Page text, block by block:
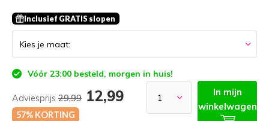
Inclusief GRATIS slopen
Vóór 23:00 besteld, morgen in huis!
Adviesprijs 29,99 12,99
57% KORTING
In mijn
winkelwagen